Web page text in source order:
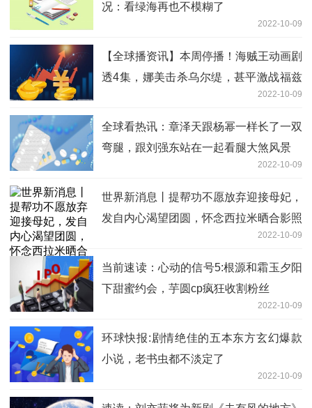
况：看绿海再也不模糊了
2022-10-09
【全球播资讯】本周停播！海贼王动画剧
透4集，娜美击杀乌尔缇，甚平激战福兹
2022-10-09
全球看热讯：章泽天跟杨幂一样长了一双
弯腿，跟刘强东站在一起看腿大煞风景
2022-10-09
世界新消息丨提帮功不愿放弃迎接母妃，
发自内心渴望团圆，怀念西拉米晒合影照
2022-10-09
当前速读：心动的信号5:根源和霜玉夕阳
下甜蜜约会，芋圆cp疯狂收割粉丝
2022-10-09
环球快报:剧情绝佳的五本东方玄幻爆款
小说，老书虫都不淡定了
2022-10-09